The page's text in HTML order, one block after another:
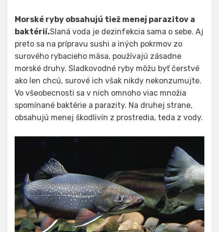
Morské ryby obsahujú tiež menej parazitov a
baktérií.Slaná voda je dezinfekcia sama o sebe. Aj
preto sa na prípravu sushi a iných pokrmov zo
surového rybacieho mäsa, používajú zásadne
morské druhy. Sladkovodné ryby môžu byť čerstvé
ako len chcú, surové ich však nikdy nekonzumujte.
Vo všeobecnosti sa v nich omnoho viac množia
spomínané baktérie a parazity. Na druhej strane,
obsahujú menej škodlivín z prostredia, teda z vody.